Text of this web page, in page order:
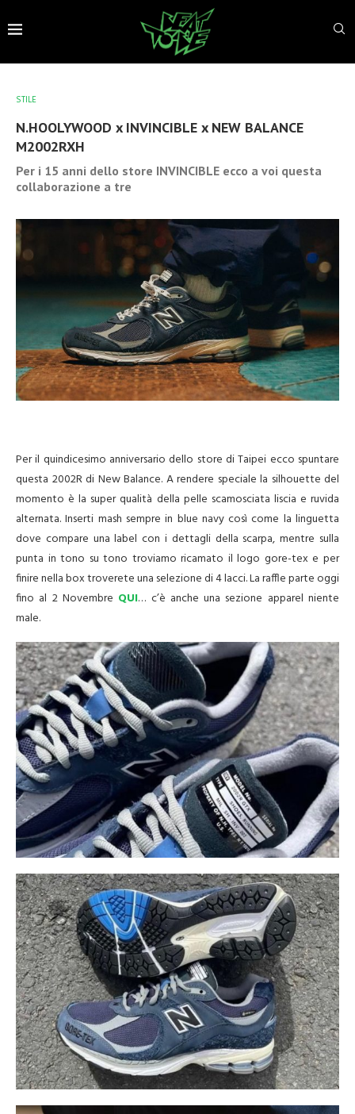
STILE
N.HOOLYWOOD x INVINCIBLE x NEW BALANCE
M2002RXH
Per i 15 anni dello store INVINCIBLE ecco a voi questa
collaborazione a tre
Per il quindicesimo anniversario dello store di Taipei ecco spuntare
questa 2002R di New Balance. A rendere speciale la silhouette del
momento è la super qualità della pelle scamosciata liscia e ruvida
alternata. Inserti mash sempre in blue navy così come la linguetta
dove compare una label con i dettagli della scarpa, mentre sulla
punta in tono su tono troviamo ricamato il logo gore-tex e per
finire nella box troverete una selezione di 4 lacci. La raffle parte oggi
fino al 2 Novembre QUI… c’è anche una sezione apparel niente
male.